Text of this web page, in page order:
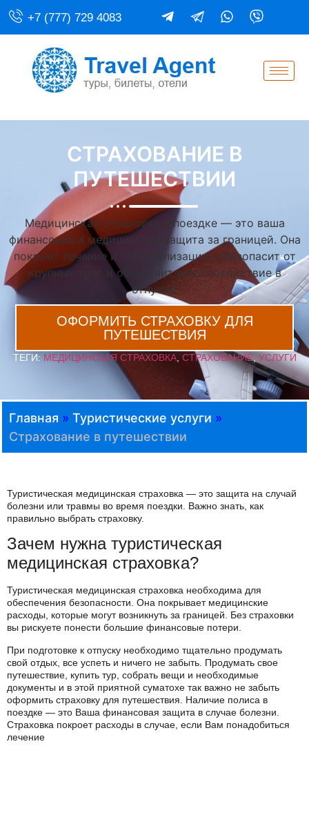
+7 (777) 729 4083
СТРАХОВАНИЕ В
ПУТЕШЕСТВИИ
Медицинская страховка в поездке — это ваша
финансовая и медицинская защита за границей. Она
покроет лечение и госпитализацию, обезопасит от
крупных трат и обеспечит вам спокойствие в
отпуске.
ОФОРМИТЬ СТРАХОВКУ ДЛЯ
ПУТЕШЕСТВИЯ
ТЕГИ: МЕДИЦИНСКАЯ СТРАХОВКА, СТРАХОВАНИЕ, УСЛУГИ
Главная » Туристические услуги »
Страхование в путешествии
Туристическая медицинская страховка — это защита на случай
болезни или травмы во время поездки. Важно знать, как
правильно выбрать страховку.
Зачем нужна туристическая
медицинская страховка?
Туристическая медицинская страховка необходима для
обеспечения безопасности. Она покрывает медицинские
расходы, которые могут возникнуть за границей. Без страховки
вы рискуете понести большие финансовые потери.
При подготовке к отпуску необходимо тщательно продумать
свой отдых, все успеть и ничего не забыть. Продумать свое
путешествие, купить тур, собрать вещи и необходимые
документы и в этой приятной суматохе так важно не забыть
оформить страховку для путешествия. Наличие полиса в
поездке — это Ваша финансовая защита в случае болезни.
Страховка покроет расходы в случае, если Вам понадобиться
лечение